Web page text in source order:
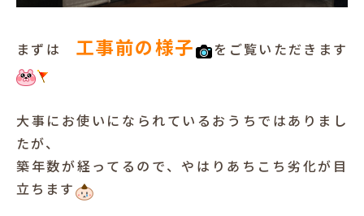
まずは 工事前の様子 をご覧いただきます
大事にお使いになられているおうちではありまし
たが、
築年数が経ってるので、やはりあちこち劣化が目
立ちます